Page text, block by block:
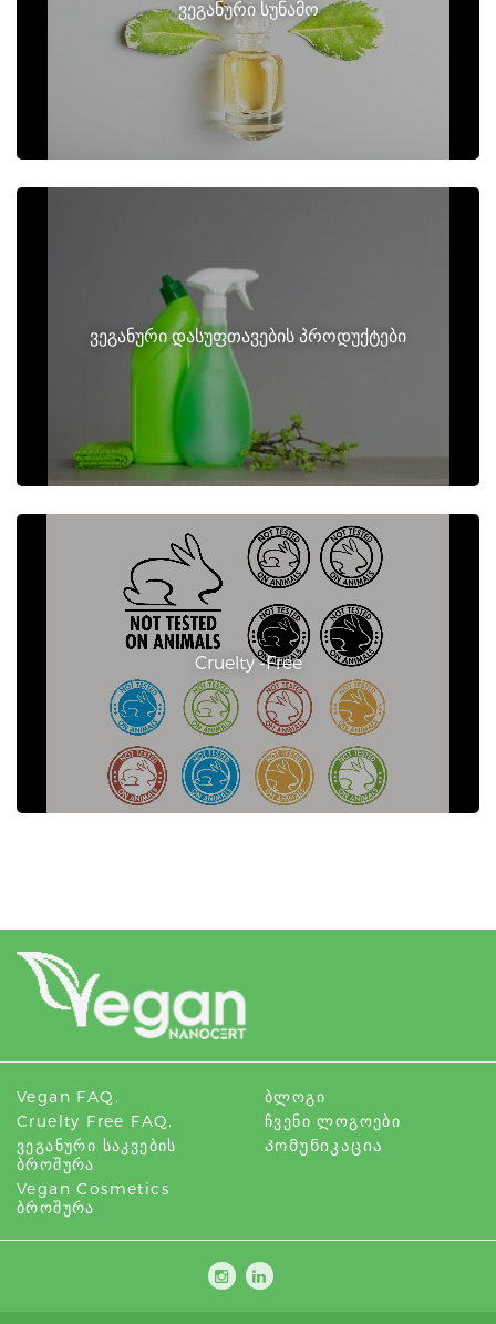
ვეგანური სუნამო
ვეგანური დასუფთავების პროდუქტები
Cruelty -Free
Vegan FAQ.
Cruelty Free FAQ.
Ვეგანური Საკვების
Ბროშურა
Vegan Cosmetics
Ბროშურა
Ბლოგი
Ჩვენი Ლოგოები
Კომუნიკაცია